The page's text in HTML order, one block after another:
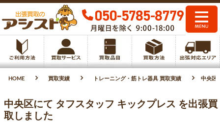
HOME 買取実績 トレーニング・筋トレ器具 買取実績 中央区
中央区にて タフスタッフ キックプレス を出張買
取しました